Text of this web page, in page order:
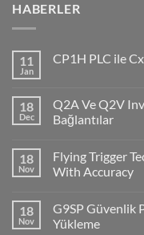
HABERLER
11
Jan
CP1H PLC ile
CP1H
PLC
ile
Haberleşmesi
18
Dec
Q2A Ve Q2V
Bağlantılar
on
Q2A
Ve
NPN/PNP
Giriş
Bağlantılar
18
Nov
Flying Trigger
With Accuracy
on
Flying
Trigger
18
Nov
G9SP Güvenlik
Yükleme